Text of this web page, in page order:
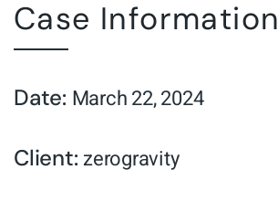
Case Information
Date: March 22, 2024
Client:zerogravity